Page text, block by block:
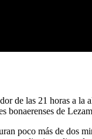
de las 21 horas a la
bonaerenses de
poco más de dos